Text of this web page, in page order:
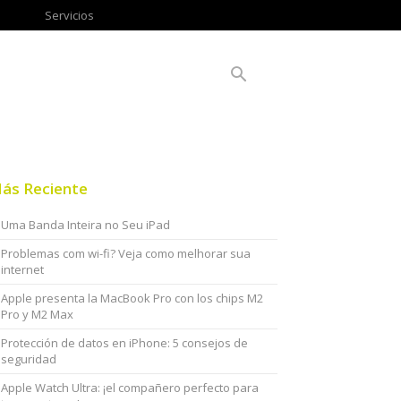
Servicios
Reciente
Uma Banda Inteira no Seu iPad
Problemas com wi-fi? Veja como melhorar sua
internet
Apple presenta la MacBook Pro con los chips M2
Pro y M2 Max
Protección de datos en iPhone: 5 consejos de
seguridad
Apple Watch Ultra: ¡el compañero perfecto para